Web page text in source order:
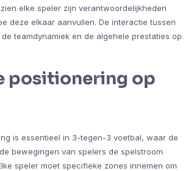
elke speler zijn verantwoordelijkheden
deze elkaar aanvullen. De interactie tussen
teamdynamiek en de algehele prestaties op
positionering op
is essentieel in 3-tegen-3 voetbal, waar de
bewegingen van spelers de spelstroom
speler moet specifieke zones innemen om